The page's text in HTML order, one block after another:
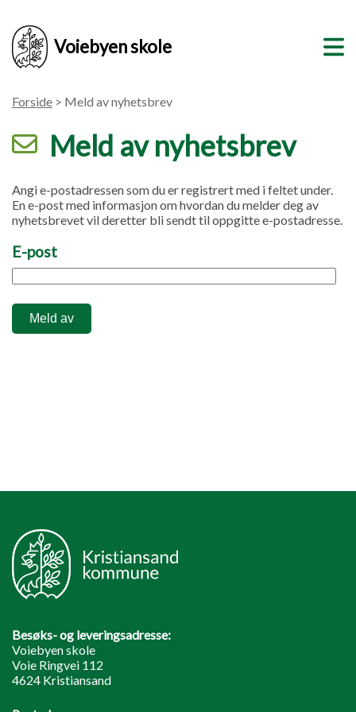
Voiebyen skole
Forside > Meld av nyhetsbrev
Meld av nyhetsbrev
Angi e-postadressen som du er registrert med i feltet under.
En e-post med informasjon om hvordan du melder deg av
nyhetsbrevet vil deretter bli sendt til oppgitte e-postadresse.
E-post
Besøks- og leveringsadresse:
Voiebyen skole
Voie Ringvei 112
4624 Kristiansand